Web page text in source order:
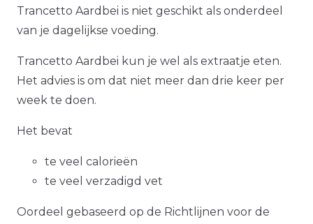
Trancetto Aardbei is niet geschikt als onderdeel
van je dagelijkse voeding.
Trancetto Aardbei kun je wel als extraatje eten.
Het advies is om dat niet meer dan drie keer per
week te doen.
Het bevat
te veel calorieën
te veel verzadigd vet
Oordeel gebaseerd op de Richtlijnen voor de